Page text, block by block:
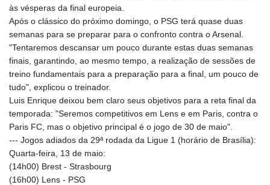
às vésperas da final europeia.
Após o clássico do próximo domingo, o PSG terá quase duas
semanas para se preparar para o confronto contra o Arsenal.
"Tentaremos descansar um pouco durante estas duas semanas
finais, garantindo, ao mesmo tempo, a realização de sessões de
treino fundamentais para a preparação para a final, um pouco de
tudo", explicou o treinador.
Luis Enrique deixou bem claro seus objetivos para a reta final da
temporada: "Seremos competitivos em Lens e em Paris, contra o
Paris FC, mas o objetivo principal é o jogo de 30 de maio".
--- Jogos adiados da 29ª rodada da Ligue 1 (horário de Brasília):
Quarta-feira, 13 de maio:
(14h00) Brest - Strasbourg
(16h00) Lens - PSG